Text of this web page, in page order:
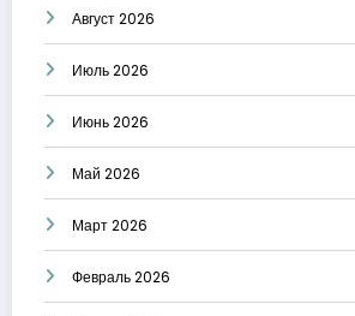
Август 2026
Июль 2026
Июнь 2026
Май 2026
Март 2026
Февраль 2026